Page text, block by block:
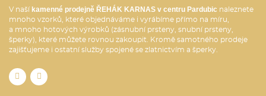
V naší kamenné prodejně ŘEHÁK KARNAS v centru Pardubic naleznete
mnoho vzorků, které objednáváme i vyrábíme přímo na míru,
a mnoho hotových výrobků (zásnubní prsteny, snubní prsteny,
šperky), které můžete rovnou zakoupit. Kromě samotného prodeje
zajišťujeme i ostatní služby spojené se zlatnictvím a šperky.